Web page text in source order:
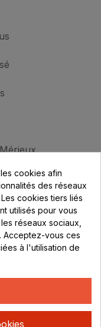
:
vous
cookies afin
des réseaux
cookies tiers liés
utilisés pour vous
réseaux sociaux,
Acceptez-vous ces
à l'utilisation de